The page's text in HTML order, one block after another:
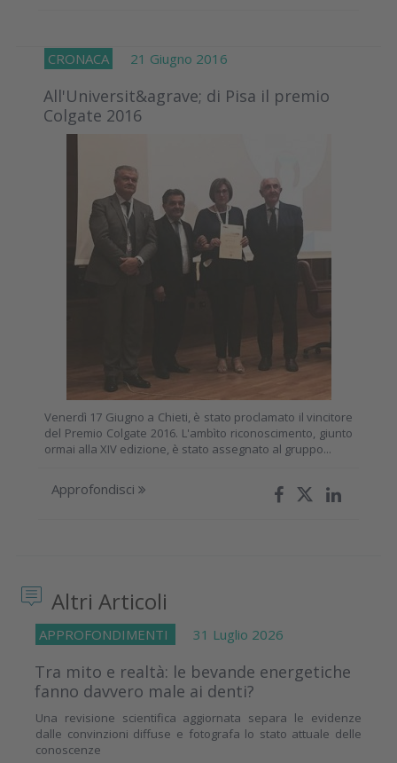
CRONACA 21 Giugno 2016
All'Universit&agrave; di Pisa il premio
Colgate 2016
Venerdì 17 Giugno a Chieti, è stato proclamato il vincitore
del Premio Colgate 2016. L'ambìto riconoscimento, giunto
ormai alla XIV edizione, è stato assegnato al gruppo...
Approfondisci
Altri Articoli
APPROFONDIMENTI 31 Luglio 2026
Tra mito e realtà: le bevande energetiche
fanno davvero male ai denti?
Una revisione scientifica aggiornata separa le evidenze
dalle convinzioni diffuse e fotografa lo stato attuale delle
conoscenze